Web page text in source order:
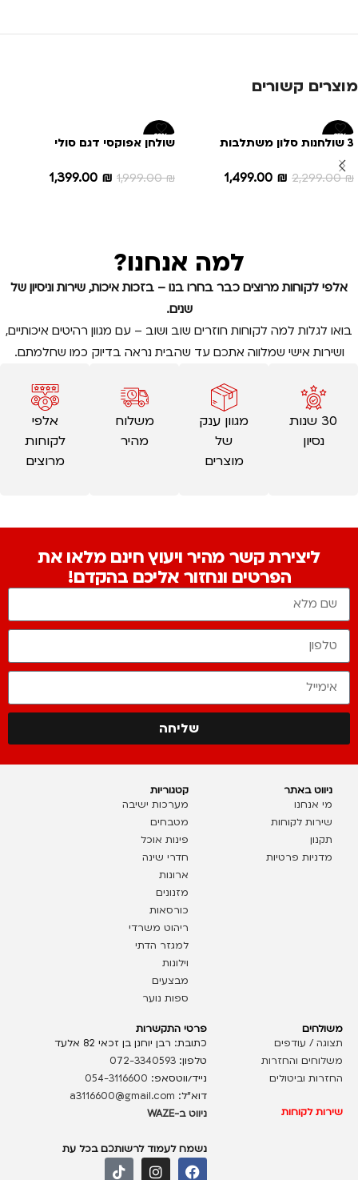
מוצרים קשורים
-35%
3 שולחנות סלון משתלבות
מאפוקסי דגם דאבל
2,299.00₪
1,499.00 ₪
-30%
שולחן אפוקסי דגם סולי
1,999.00₪
1,399.00 ₪
למה אנחנו?
אלפי לקוחות מרוצים כבר בחרו בנו – בזכות איכות, שירות וניסיון של
שנים.
בואו לגלות למה לקוחות חוזרים שוב ושוב – עם מגוון רהיטים איכותיים,
ושירות אישי שמלווה אתכם עד שהבית נראה בדיוק כמו שחלמתם.
30 שנות
נסיון
מגוון ענק
של
מוצרים
משלוח
מהיר
אלפי
לקוחות
מרוצים
ליצירת קשר מהיר ויעוץ חינם מלאו את
הפרטים ונחזור אליכם בהקדם!
שליחה
ניווט באתר
מי אנחנו
שירות לקוחות
תקנון
מדניות פרטיות
קטגוריות
מערכות ישיבה
מטבחים
פינות אוכל
חדרי שינה
ארונות
מזנונים
כורסאות
ריהוט משרדי
למגזר הדתי
וילונות
מבצעים
ספות נוער
משולחים
תצוגה / עודפים
משלוחים והחזרות
החזרות וביטולים
שירות לקוחות
פרטי התקשרות
כתובת: רבן יוחנן בן זכאי 82 אלעד
טלפון:072-3340593
נייד/ווטסאפ: 054-3116600
דוא”ל: a3116600@gmail.com
ניווט ב-WAZE
נשמח לעמוד לרשותכם בכל עת